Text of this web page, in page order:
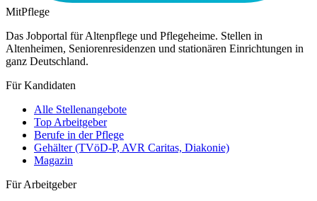
MitPflege
Das Jobportal für Altenpflege und Pflegeheime. Stellen in
Altenheimen, Seniorenresidenzen und stationären Einrichtungen in
ganz Deutschland.
Für Kandidaten
Alle Stellenangebote
Top Arbeitgeber
Berufe in der Pflege
Gehälter (TVöD-P, AVR Caritas, Diakonie)
Magazin
Für Arbeitgeber